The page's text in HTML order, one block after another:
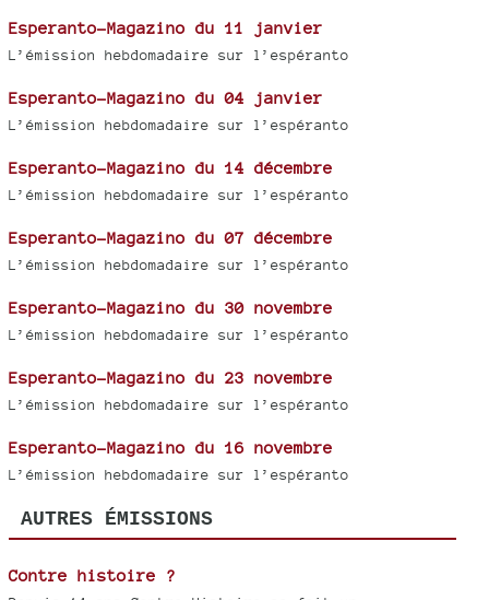
Esperanto-Magazino du 11 janvier
L’émission hebdomadaire sur l’espéranto
Esperanto-Magazino du 04 janvier
L’émission hebdomadaire sur l’espéranto
Esperanto-Magazino du 14 décembre
L’émission hebdomadaire sur l’espéranto
Esperanto-Magazino du 07 décembre
L’émission hebdomadaire sur l’espéranto
Esperanto-Magazino du 30 novembre
L’émission hebdomadaire sur l’espéranto
Esperanto-Magazino du 23 novembre
L’émission hebdomadaire sur l’espéranto
Esperanto-Magazino du 16 novembre
L’émission hebdomadaire sur l’espéranto
AUTRES ÉMISSIONS
Contre histoire ?